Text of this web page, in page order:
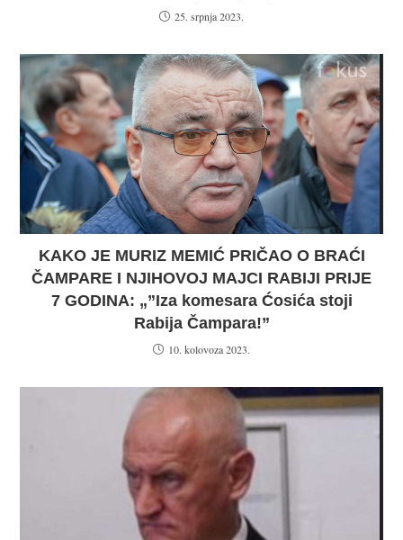
25. srpnja 2023.
KAKO JE MURIZ MEMIĆ PRIČAO O BRAĆI
ČAMPARE I NJIHOVOJ MAJCI RABIJI PRIJE
7 GODINA: „”Iza komesara Ćosića stoji
Rabija Čampara!”
10. kolovoza 2023.